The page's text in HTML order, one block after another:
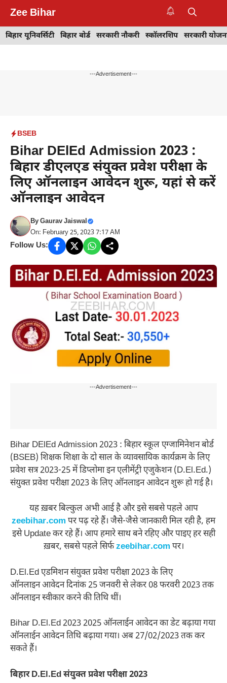
content
Zee Bihar
बिहार यूनिवर्सिटी बिहार बोर्ड सरकारी नौकरी स्कॉलरशिप सरकारी
---Advertisement---
BSEB
Bihar DElEd Admission 2023 :
बिहार डीएलएड संयुक्त प्रवेश परीक्षा के
लिए ऑनलाइन आवेदन शुरू, यहां से करें
ऑनलाइन आवेदन
ByGaurav Jaiswal
On: February 25, 2023 7:17 AM
Follow Us:
---Advertisement---
Bihar DElEd Admission 2023 : बिहार स्कूल एग्जामिनेशन बोर्ड
(BSEB) शिक्षक शिक्षा के दो साल के व्यावसायिक कार्यक्रम के लिए
प्रवेश सत्र 2023-25 में डिप्लोमा इन एलीमेंट्री एजुकेशन (D.El.Ed.)
संयुक्त प्रवेश परीक्षा 2023 के लिए ऑनलाइन आवेदन शुरू हो गई है।
यह ख़बर बिल्कुल अभी आई है और इसे सबसे पहले आप
zeebihar.com पर पढ़ रहे हैं। जैसे-जैसे जानकारी मिल रही है, हम
इसे Update कर रहे हैं। आप हमारे साथ बने रहिए और पाइए हर सही
ख़बर, सबसे पहले सिर्फzeebihar.com पर।
D.El.Ed एडमिशन संयुक्त प्रवेश परीक्षा 2023 के लिए
ऑनलाइन आवेदन दिनांक 25 जनवरी से लेकर 08 फरवरी 2023 तक
ऑनलाइन स्वीकार करने की तिथि थीं।
Bihar D.El.Ed 2023 2025 ऑनलाईन आवेदन का डेट बढ़ाया गया
ऑनलाईन आवेदन तिथि बढ़ाया गया। अब 27/02/2023 तक कर
सकते हैं।
बिहार D.El.Ed संयुक्त प्रवेश परीक्षा 2023